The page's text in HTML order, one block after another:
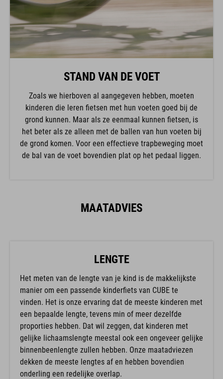
STAND VAN DE VOET
Zoals we hierboven al aangegeven hebben, moeten
kinderen die leren fietsen met hun voeten goed bij de
grond kunnen. Maar als ze eenmaal kunnen fietsen, is
het beter als ze alleen met de ballen van hun voeten bij
de grond komen. Voor een effectieve trapbeweging moet
de bal van de voet bovendien plat op het pedaal liggen.
MAATADVIES
LENGTE
Het meten van de lengte van je kind is de makkelijkste
manier om een passende kinderfiets van CUBE te
vinden. Het is onze ervaring dat de meeste kinderen met
een bepaalde lengte, tevens min of meer dezelfde
proporties hebben. Dat wil zeggen, dat kinderen met
gelijke lichaamslengte meestal ook een ongeveer gelijke
binnenbeenlengte zullen hebben. Onze maatadviezen
dekken de meeste lengtes af en hebben bovendien
onderling een redelijke overlap.